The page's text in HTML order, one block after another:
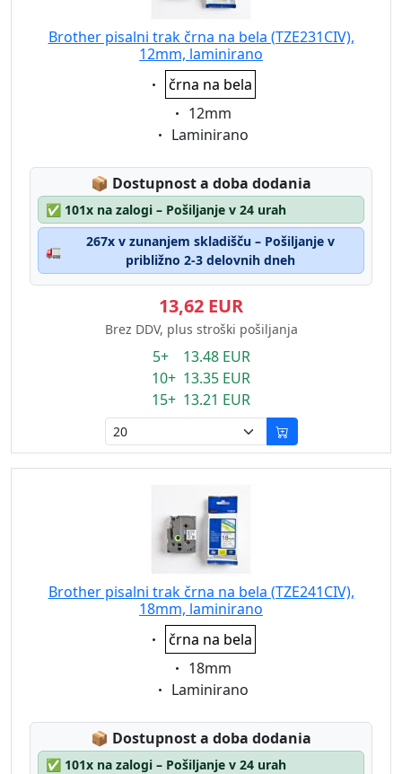
Brother pisalni trak črna na bela (TZE231CIV),
12mm, laminirano
Eigenschaft:
črna na bela
Eigenschaft:
12mm
Eigenschaft:
Laminirano
📦 Lagerstatus:
Dostupnost a doba dodania
✅ 101x na zalogi – Pošiljanje v 24 urah
🚛
267x v zunanjem skladišču – Pošiljanje v
približno 2-3 delovnih dneh
13,62 EUR
Brez DDV, plus stroški pošiljanja
5+ 13.48 EUR
10+ 13.35 EUR
15+ 13.21 EUR
Brother pisalni trak črna na bela (TZE241CIV),
18mm, laminirano
Eigenschaft:
črna na bela
Eigenschaft:
18mm
Eigenschaft:
Laminirano
📦 Lagerstatus:
Dostupnost a doba dodania
✅ 101x na zalogi – Pošiljanje v 24 urah